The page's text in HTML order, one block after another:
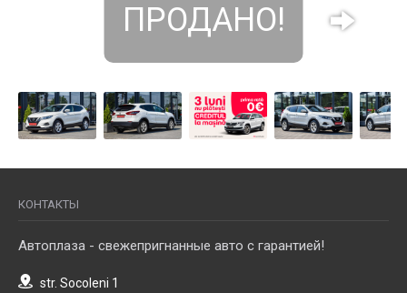
ПРОДАНО!
КОНТАКТЫ
Автоплаза - свежепригнанные авто с гарантией!
str. Socoleni 1